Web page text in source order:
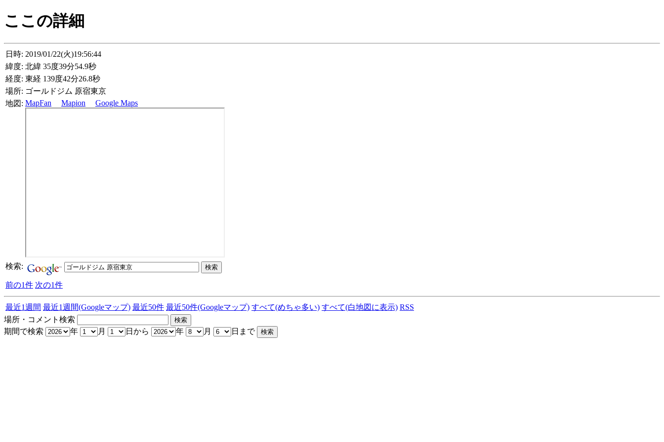
ここの詳細
日時: 2019/01/22(火)19:56:44
緯度: 北緯 35度39分54.9秒
経度: 東経 139度42分26.8秒
場所: ゴールドジム 原宿東京
地図: MapFan Mapion Google Maps
検索:
前の1件 次の1件
最近1週間 最近1週間(Googleマップ) 最近50件 最近50件(Googleマップ) すべて(めちゃ多い) すべて(白地図に表示) RSS
場所・コメント検索
期間で検索
年 月 日から 年 月 日まで